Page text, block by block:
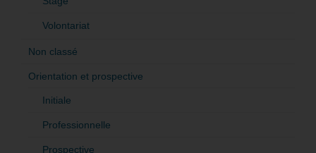
Volontariat
Non classé
Orientation et prospective
Initiale
Professionnelle
Prospective